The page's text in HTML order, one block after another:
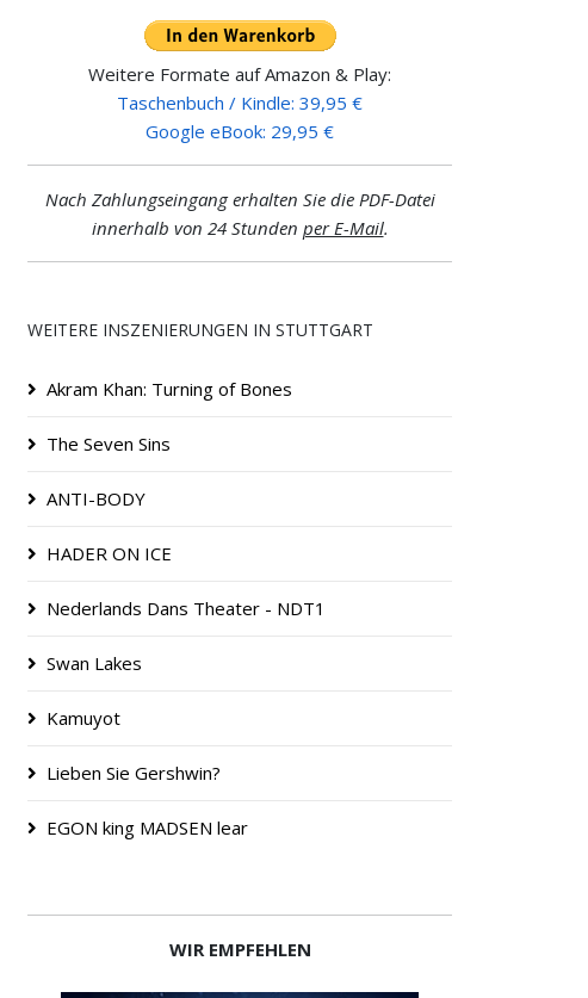
Weitere Formate auf Amazon & Play:
Taschenbuch / Kindle: 39,95 €
Google eBook: 29,95 €
Nach Zahlungseingang erhalten Sie die PDF-Datei
innerhalb von 24 Stunden per E-Mail.
WEITERE INSZENIERUNGEN IN STUTTGART
Akram Khan: Turning of Bones
The Seven Sins
ANTI-BODY
HADER ON ICE
Nederlands Dans Theater - NDT1
Swan Lakes
Kamuyot
Lieben Sie Gershwin?
EGON king MADSEN lear
WIR EMPFEHLEN